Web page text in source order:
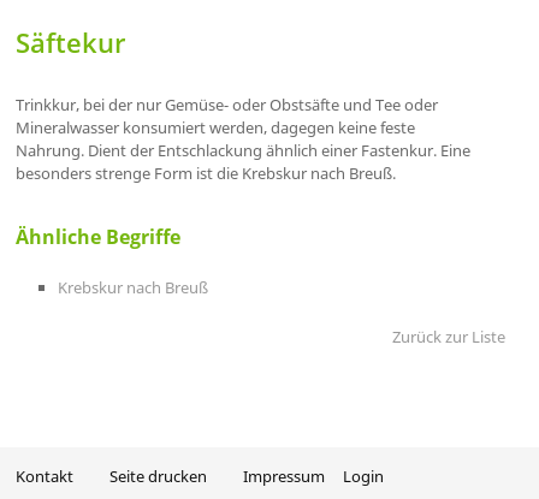
Säftekur
Trinkkur, bei der nur Gemüse- oder Obstsäfte und Tee oder
Mineralwasser konsumiert werden, dagegen keine feste
Nahrung. Dient der Entschlackung ähnlich einer Fastenkur. Eine
besonders strenge Form ist die Krebskur nach Breuß.
Ähnliche Begriffe
Krebskur nach Breuß
Zurück zur Liste
Kontakt Seite drucken Impressum Login